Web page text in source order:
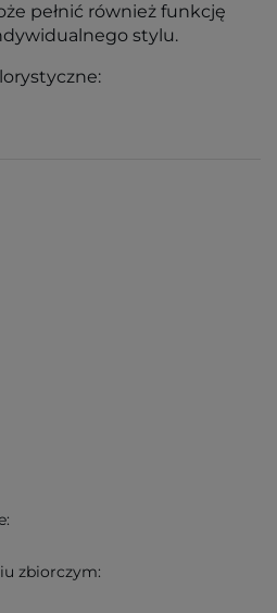
pełnić również funkcję
stylu.
zbiorczym: